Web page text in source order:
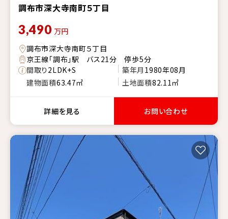
調布市深大寺南町５丁目
3,490 万円
調布市深大寺南町５丁目
京王線「調布」駅 バス21分 停歩5分
間取り2LDK+S 築年月 1980年08月
建物面積63.47㎡ 土地面積82.11㎡
詳細を見る お問い合わせ